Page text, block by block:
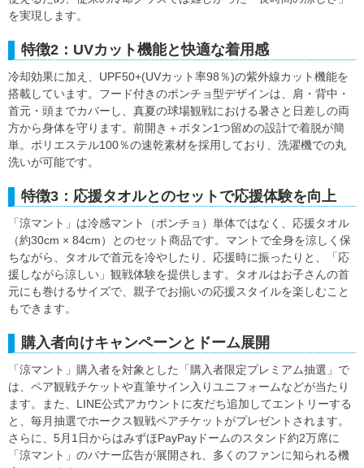
を実現します。
特徴2：UVカット機能と快適な着用感
冷却効果に加え、UPF50+(UVカット率98％)の紫外線カット機能を
搭載しています。フード付きのポンチョ型デザインは、肩・背中・
首元・頭までカバーし、真夏の球場観戦における暑さと日差しの両
方から身体を守ります。前開き＋ボタン1つ留めの設計で着脱が簡
単。ポリエステル100％の速乾素材を採用しており、洗濯機での丸
洗いが可能です。
特徴3：応援タオルとのセットで応援体験を向上
「涼マント」は冷感マント（ポンチョ）単体ではなく、応援タオル
（約30cm × 84cm）とのセット商品です。マントで全身を涼しく保
ちながら、タオルで首元を冷やしたり、応援時に振ったりと、「応
援しながら涼しい」観戦体験を提供します。タオルはお子さんの首
元にも巻けるサイズで、親子でお揃いの応援スタイルを楽しむこと
もできます。
購入者向けキャンペーンとドーム展開
「涼マント」購入者を対象とした「購入者限定プレミアム抽選」で
は、ペア観戦チケットや直筆サイン入りユニフォームなどが当たり
ます。また、LINE公式アカウントに友だち追加してエントリーする
と、毎月抽選でホークス観戦ペアチケットがプレゼントされます。
さらに、5月1日からはみずほPayPayドームのスタンド約2万席に
「涼マント」のバナー広告が展開され、多くのファンに知られる機